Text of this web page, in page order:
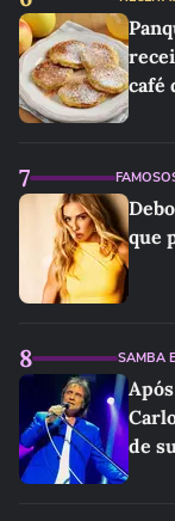
café
7
que
8 SAMBA
de